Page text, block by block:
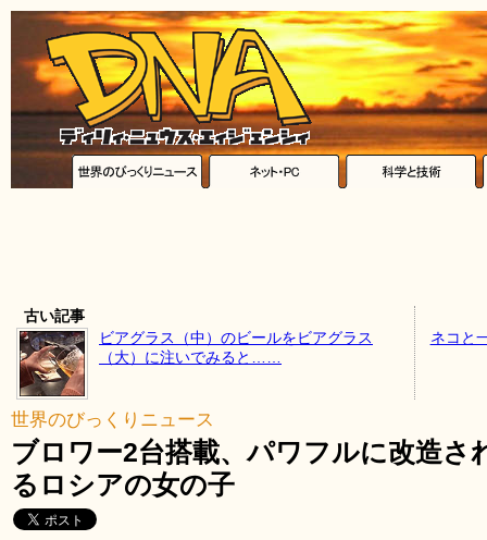
古い記事
ビアグラス（中）のビールをビアグラス
（大）に注いでみると……
ネコと
世界のびっくりニュース
ブロワー2台搭載、パワフルに改造さ
るロシアの女の子